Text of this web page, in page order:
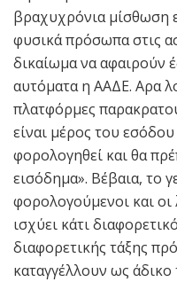
βραχυχρόνια μίσθωση
φυσικά πρόσωπα στις
δικαίωμα να αφαιρούν
αυτόματα η ΑΑΔΕ. Αρα
πλατφόρμες
είναι μέρος του
φορολογηθεί και θα
εισόδημα». Βέβαια, το
φορολογούμενοι και οι
ισχύει κάτι
διαφορετικής τάξης
καταγγέλλουν ως